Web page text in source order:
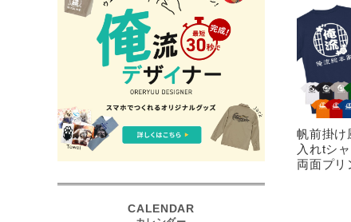
帆前掛け
入れtシ
両面プリ